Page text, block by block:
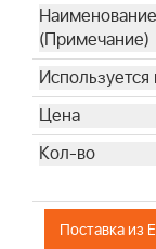
Поставка из